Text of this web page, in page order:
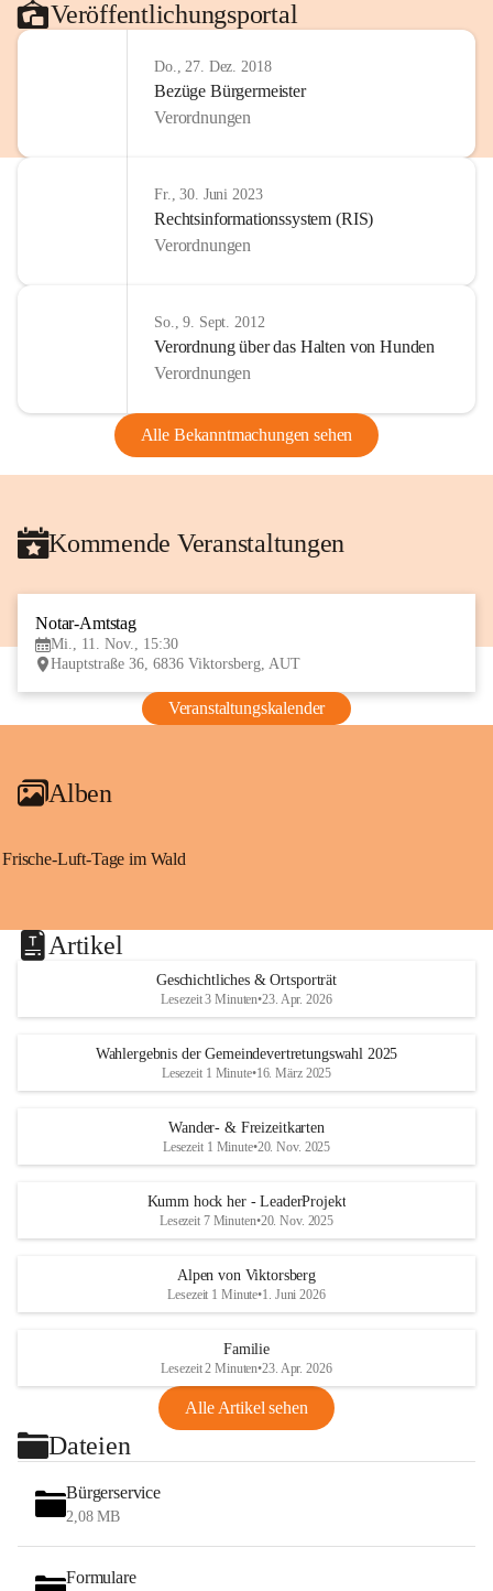
Veröffentlichungsportal
Do., 27. Dez. 2018
Bezüge Bürgermeister
Verordnungen
Fr., 30. Juni 2023
Rechtsinformationssystem (RIS)
Verordnungen
So., 9. Sept. 2012
Verordnung über das Halten von Hunden
Verordnungen
Alle Bekanntmachungen sehen
Kommende Veranstaltungen
Notar-Amtstag
Mi., 11. Nov., 15:30
Hauptstraße 36, 6836 Viktorsberg, AUT
Veranstaltungskalender
Alben
Frische-Luft-Tage im Wald
Artikel
Geschichtliches & Ortsporträt
Lesezeit 3 Minuten•23. Apr. 2026
Wahlergebnis der Gemeindevertretungswahl 2025
Lesezeit 1 Minute•16. März 2025
Wander- & Freizeitkarten
Lesezeit 1 Minute•20. Nov. 2025
Kumm hock her - LeaderProjekt
Lesezeit 7 Minuten•20. Nov. 2025
Alpen von Viktorsberg
Lesezeit 1 Minute•1. Juni 2026
Familie
Lesezeit 2 Minuten•23. Apr. 2026
Alle Artikel sehen
Dateien
Bürgerservice
2,08 MB
Formulare